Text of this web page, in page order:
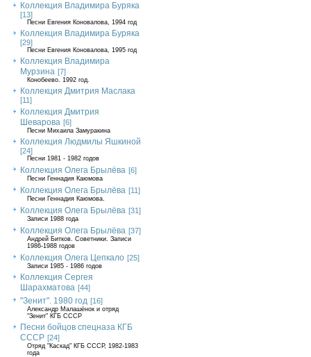
Коллекция Владимира Буряка
[13]
Песни Евгения Коновалова, 1994 год
Коллекция Владимира Буряка
[29]
Песни Евгения Коновалова, 1995 год
Коллекция Владимира
Мурзина [7]
Конобеево. 1992 год.
Коллекция Дмитрия Маслака
[11]
Коллекция Дмитрия
Шеварова [6]
Песни Михаила Замуракина
Коллекция Людмилы Яшкиной
[24]
Песни 1981 - 1982 годов
Коллекция Олега Брылёва [6]
Песни Геннадия Каюмова
Коллекция Олега Брылёва [11]
Песни Геннадия Каюмова.
Коллекция Олега Брылёва [31]
Записи 1988 года
Коллекция Олега Брылёва [37]
Андрей Битков. Советники. Записи
1986-1988 годов
Коллекция Олега Цепкало [25]
Записи 1985 - 1986 годов
Коллекция Сергея
Шарахматова [44]
"Зенит". 1980 год [16]
Александр Малашёнок и отряд
"Зенит" КГБ СССР
Песни бойцов спецназа КГБ
СССР [24]
Отряд "Каскад" КГБ СССР, 1982-1983
года